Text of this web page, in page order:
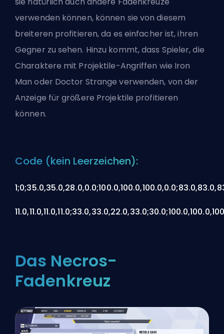
verwenden können, können sie von diesem
breiteren profitieren, da es einfacher ist, ihren
Gegner zu sehen. Hinzu kommt, dass Spieler, die
Charaktere mit Projektile-Angriffen wie Iron
Man oder Doctor Strange verwenden, von der
Anzeige für größere Projektile profitieren
können.
Code (kein Leerzeichen):
Das Necros-
Fadenkreuz